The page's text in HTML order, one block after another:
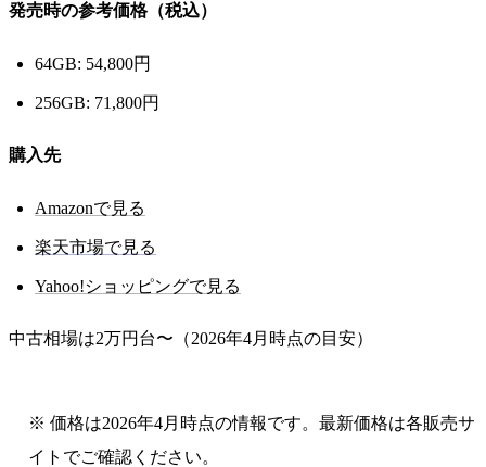
発売時の参考価格（税込）
64GB: 54,800円
256GB: 71,800円
購入先
Amazonで見る
楽天市場で見る
Yahoo!ショッピングで見る
中古相場は2万円台〜（2026年4月時点の目安）
※ 価格は2026年4月時点の情報です。最新価格は各販売サ
イトでご確認ください。